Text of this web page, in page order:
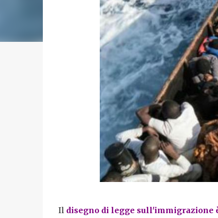
Il disegno di legge sull'immigrazione